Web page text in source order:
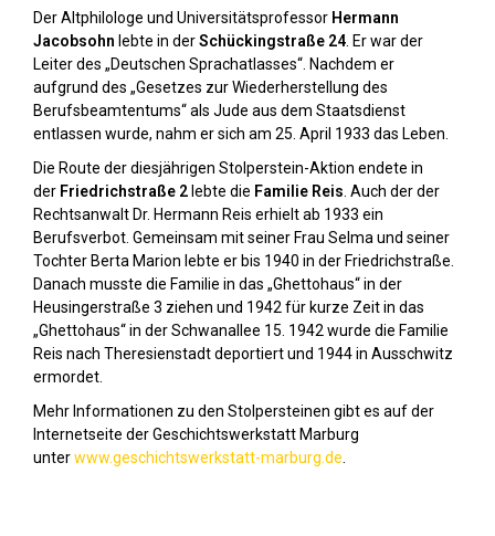
Der Altphilologe und Universitätsprofessor Hermann
Jacobsohn lebte in derSchückingstraße 24 . Er war der
Leiter des „Deutschen Sprachatlasses“. Nachdem er
aufgrund des „Gesetzes zur Wiederherstellung des
Berufsbeamtentums“ als Jude aus dem Staatsdienst
entlassen wurde, nahm er sich am 25. April 1933 das Leben.
Die Route der diesjährigen Stolperstein-Aktion endete in
der Friedrichstraße 2lebte die Familie Reis . Auch der der
Rechtsanwalt Dr. Hermann Reis erhielt ab 1933 ein
Berufsverbot. Gemeinsam mit seiner Frau Selma und seiner
Tochter Berta Marion lebte er bis 1940 in der Friedrichstraße.
Danach musste die Familie in das „Ghettohaus“ in der
Heusingerstraße 3 ziehen und 1942 für kurze Zeit in das
„Ghettohaus“ in der Schwanallee 15. 1942 wurde die Familie
Reis nach Theresienstadt deportiert und 1944 in Ausschwitz
ermordet.
Mehr Informationen zu den Stolpersteinen gibt es auf der
Internetseite der Geschichtswerkstatt Marburg
unterwww.geschichtswerkstatt-marburg.de